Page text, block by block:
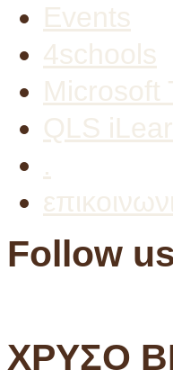
Events
4schools
Microsoft
QLS
.
Follow
ΧΡΥΣΟ